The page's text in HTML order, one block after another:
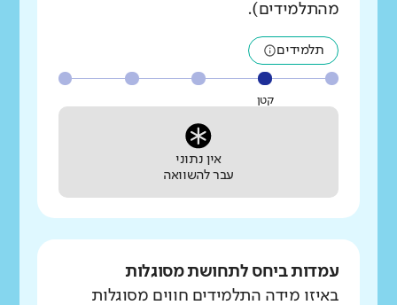
מהתלמידים).
תלמידים
קטן
אין נתוני
עבר להשוואה
עמדות ביחס לתחושת מסוגלות
באיזו מידה התלמידים חווים מסוגלות